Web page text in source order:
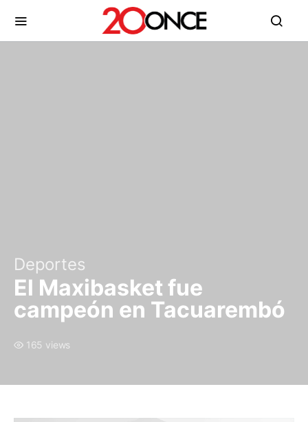
Deportes
El Maxibasket fue
campeón en Tacuarembó
165 views